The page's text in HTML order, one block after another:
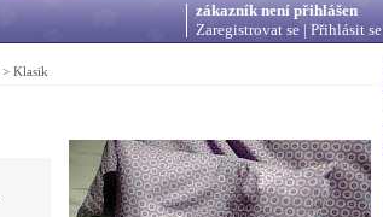
zákazník není přihlášen
Zaregistrovat se | Přihlásit se
> Klasik